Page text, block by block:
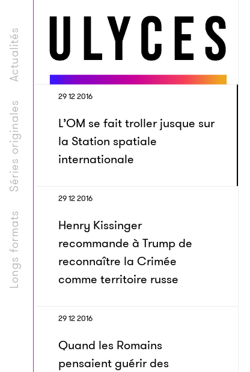
Longs formats
Séries originales
Actualités
29 12 2016
L’OM se fait troller jusque sur
la Station spatiale
internationale
29 12 2016
Henry Kissinger
recommande à Trump de
reconnaître la Crimée
comme territoire russe
29 12 2016
Quand les Romains
pensaient guérir des